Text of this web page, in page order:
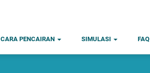
CARA PENCAIRAN SIMULASI FAQ